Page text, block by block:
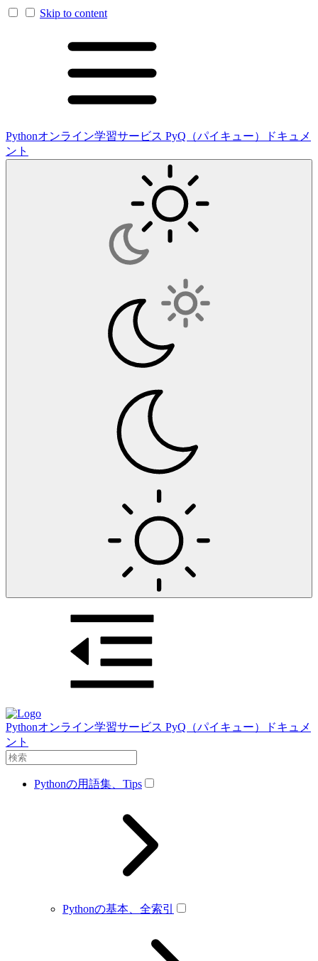
Skip to content
Pythonオンライン学習サービス PyQ（パイキュー）ドキュメ
ント
Pythonオンライン学習サービス PyQ（パイキュー）ドキュメ
ント
Pythonの用語集、Tips
Pythonの基本、全索引